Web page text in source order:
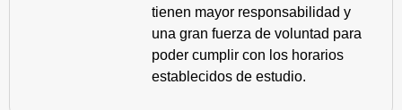
tienen mayor responsabilidad y
una gran fuerza de voluntad para
poder cumplir con los horarios
establecidos de estudio.